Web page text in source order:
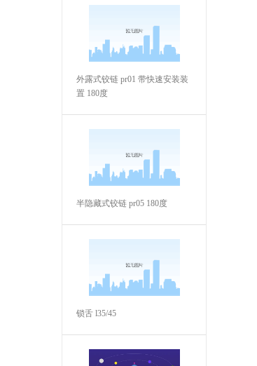
外露式铰链 pr01 带快速安装装
置 180度
半隐藏式铰链 pr05 180度
锁舌 l35/45